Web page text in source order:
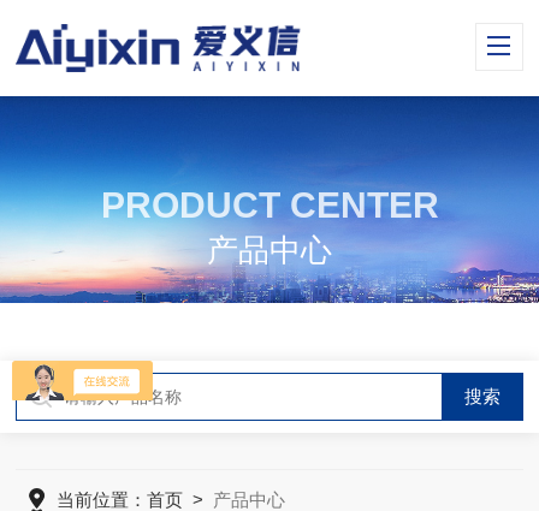
PRODUCT CENTER
产品中心
当前位置：首页 > 产品中心